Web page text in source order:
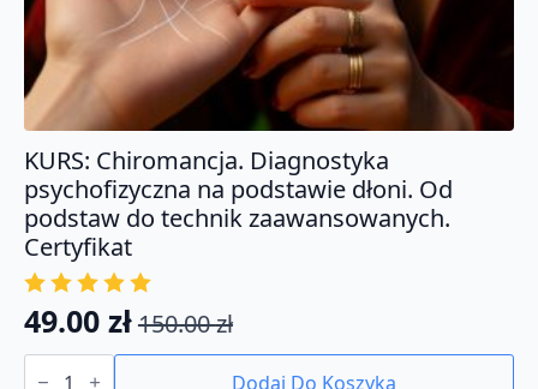
KURS: Chiromancja. Diagnostyka
psychofizyczna na podstawie dłoni. Od
podstaw do technik zaawansowanych.
Certyfikat
150.00zł
Pierwotna
cena
49.00 zł
Aktualna
cena
ilość
KURS: Dodaj Do Koszyka